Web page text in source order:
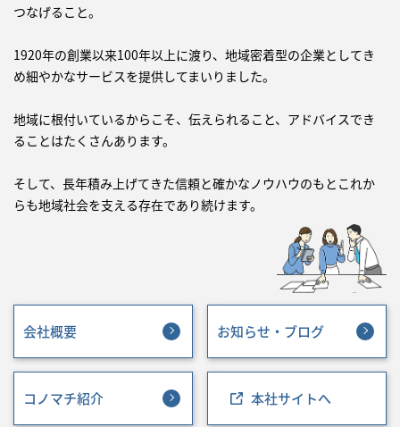
つなげること。
1920年の創業以来100年以上に渡り、地域密着型の企業としてき
め細やかなサービスを提供してまいりました。
地域に根付いているからこそ、伝えられること、アドバイスでき
ることはたくさんあります。
そして、長年積み上げてきた信頼と確かなノウハウのもとこれか
らも地域社会を支える存在であり続けます。
会社概要 お知らせ・ブログ
コノマチ紹介 本社サイトへ